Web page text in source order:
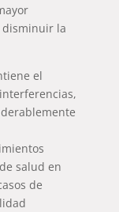
disminuir la
el
salud en
de